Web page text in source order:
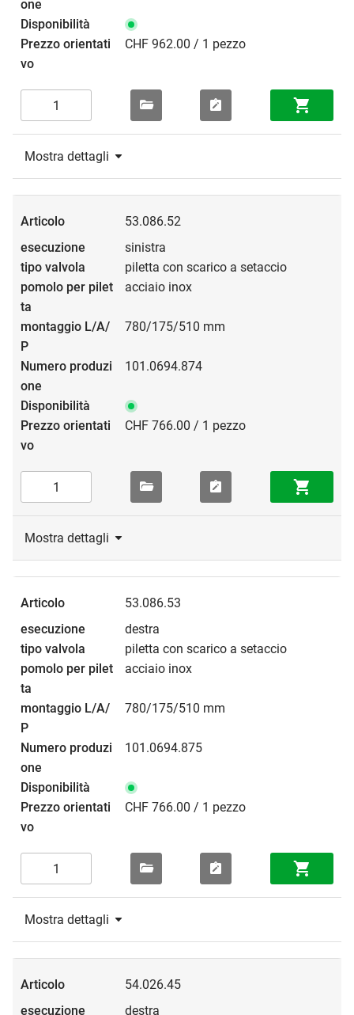
CHF 962.00 / 1 pezzo
Mostra dettagli
53.086.52
sinistra
piletta con scarico a setaccio
acciaio inox
780/175/510 mm
101.0694.874
CHF 766.00 / 1 pezzo
Mostra dettagli
53.086.53
destra
piletta con scarico a setaccio
acciaio inox
780/175/510 mm
101.0694.875
CHF 766.00 / 1 pezzo
Mostra dettagli
54.026.45
destra